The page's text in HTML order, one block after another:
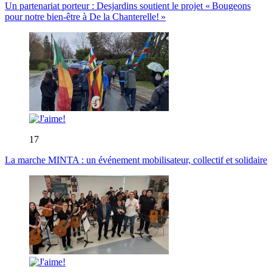
Un partenariat porteur : Desjardins soutient le projet « Bougeons
pour notre bien-être à De la Chanterelle! »
17
La marche MINTA : un événement mobilisateur, collectif et solidaire